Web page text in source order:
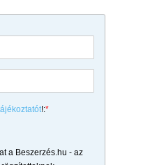
!:*
a Beszerzés.hu - az